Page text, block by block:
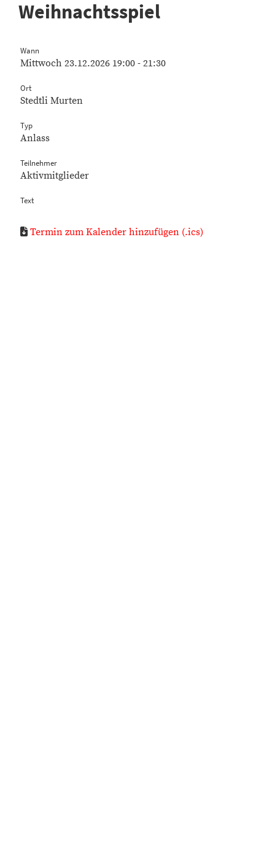
Weihnachtsspiel
Wann
Mittwoch 23.12.2026 19:00 - 21:30
Ort
Stedtli Murten
Typ
Anlass
Teilnehmer
Aktivmitglieder
Text
Termin zum Kalender hinzufügen (.ics)